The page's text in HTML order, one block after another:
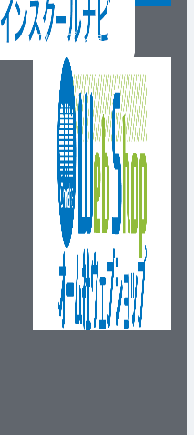
ウェブショップ